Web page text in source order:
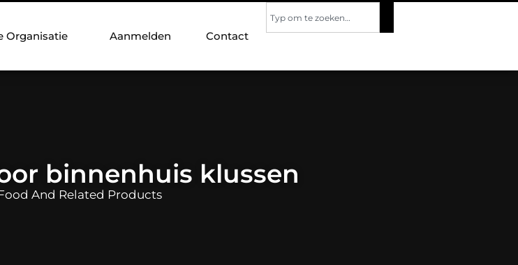
Organisatie Aanmelden Contact
binnenhuis klussen
And Related Products